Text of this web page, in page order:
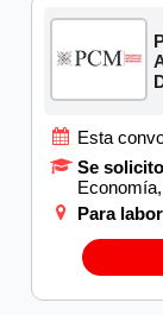
Esta
Se
Para